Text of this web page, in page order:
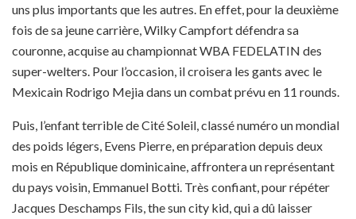
uns plus importants que les autres. En effet, pour la deuxième
fois de sa jeune carrière, Wilky Campfort défendra sa
couronne, acquise au championnat WBA FEDELATIN des
super-welters. Pour l’occasion, il croisera les gants avec le
Mexicain Rodrigo Mejia dans un combat prévu en 11 rounds.
Puis, l’enfant terrible de Cité Soleil, classé numéro un mondial
des poids légers, Evens Pierre, en préparation depuis deux
mois en République dominicaine, affrontera un représentant
du pays voisin, Emmanuel Botti. Très confiant, pour répéter
Jacques Deschamps Fils, the sun city kid, qui a dû laisser